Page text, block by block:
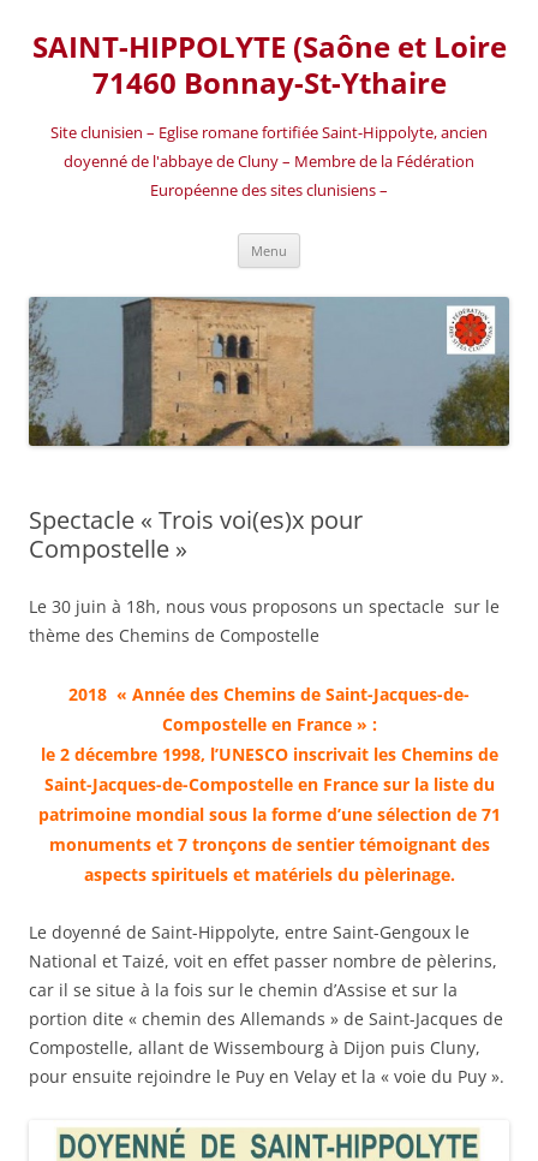
SAINT-HIPPOLYTE (Saône et Loire
71460 Bonnay-St-Ythaire
Site clunisien – Eglise romane fortifiée Saint-Hippolyte, ancien
doyenné de l'abbaye de Cluny – Membre de la Fédération
Européenne des sites clunisiens –
Menu
Spectacle « Trois voi(es)x pour
Compostelle »
Le 30 juin à 18h, nous vous proposons un spectacle sur le
thème des Chemins de Compostelle
2018 « Année des Chemins de Saint-Jacques-de-
Compostelle en France » :
le 2 décembre 1998, l’UNESCO inscrivait les Chemins de
Saint-Jacques-de-Compostelle en France sur la liste du
patrimoine mondial sous la forme d’une sélection de 71
monuments et 7 tronçons de sentier témoignant des
aspects spirituels et matériels du pèlerinage.
Le doyenné de Saint-Hippolyte, entre Saint-Gengoux le
National et Taizé, voit en effet passer nombre de pèlerins,
car il se situe à la fois sur le chemin d’Assise et sur la
portion dite « chemin des Allemands » de Saint-Jacques de
Compostelle, allant de Wissembourg à Dijon puis Cluny,
pour ensuite rejoindre le Puy en Velay et la « voie du Puy ».